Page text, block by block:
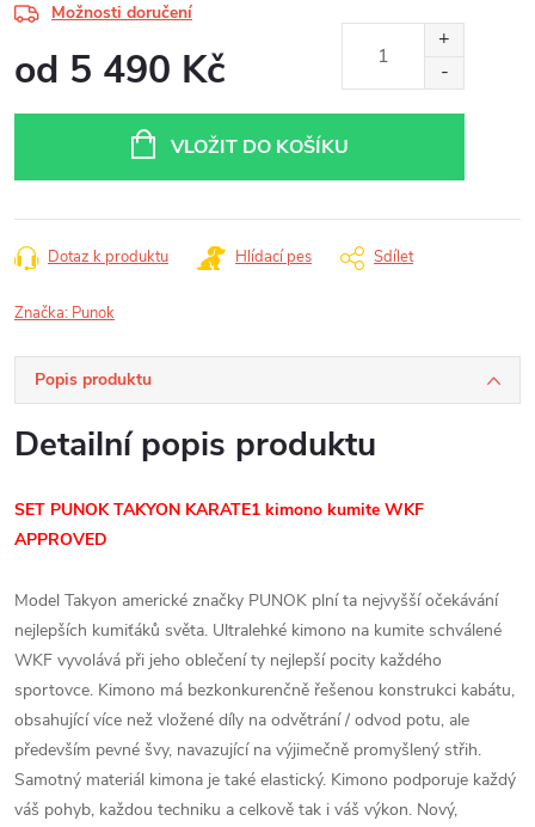
Možnosti doručení
od 5 490 Kč
VLOŽIT DO KOŠÍKU
Dotaz k produktu Hlídací pes Sdílet
Značka: Punok
Popis produktu
Detailní popis produktu
SET PUNOK TAKYON KARATE1 kimono kumite WKF
APPROVED
Model Takyon americké značky PUNOK plní ta nejvyšší očekávání
nejlepších kumiťáků světa. Ultralehké kimono na kumite schválené
WKF vyvolává při jeho oblečení ty nejlepší pocity každého
sportovce. Kimono má bezkonkurenčně řešenou konstrukci kabátu,
obsahující více než vložené díly na odvětrání / odvod potu, ale
především pevné švy, navazující na výjimečně promyšlený střih.
Samotný materiál kimona je také elastický. Kimono podporuje každý
váš pohyb, každou techniku a celkově tak i váš výkon. Nový,